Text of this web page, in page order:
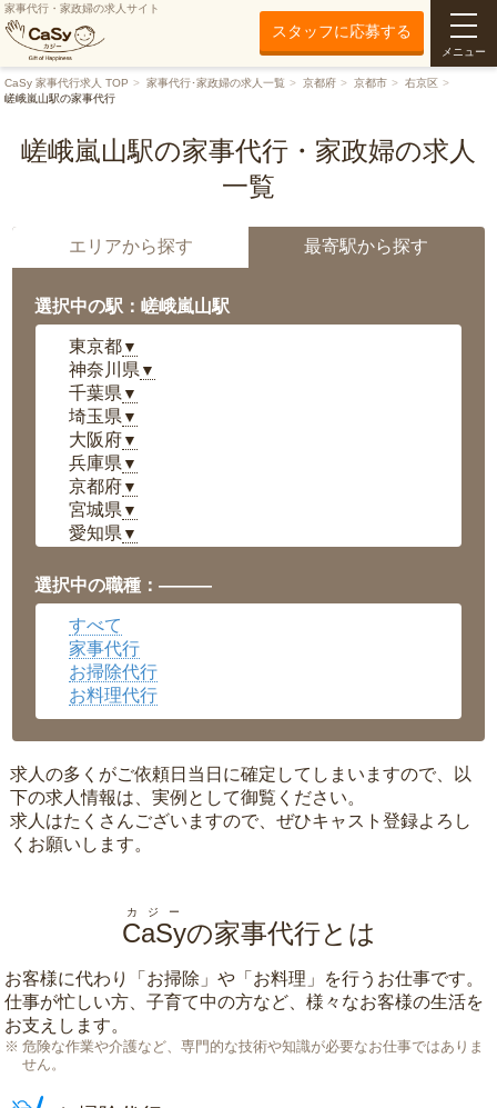
家事代行・家政婦の求人サイト
スタッフに応募する
メニュー
CaSy 家事代行求人 TOP 家事代行･家政婦の求人一覧 京都府 京都市
右京区
嵯峨嵐山駅の家事代行
嵯峨嵐山駅の家事代行・家政婦の求人
一覧
エリアから探す 最寄駅から探す
選択中の駅：嵯峨嵐山駅
東京都▼
神奈川県 ▼
千葉県 ▼
埼玉県 ▼
大阪府▼
兵庫県 ▼
京都府▼
宮城県 ▼
愛知県 ▼
岡山県▼
広島県▼
沖縄県
選択中の職種：———
すべて
家事代行
お掃除代行
お料理代行
求人の多くがご依頼日当日に確定してしまいますので、以
下の求人情報は、実例として御覧ください。
求人はたくさんございますので、ぜひキャスト登録よろし
くお願いします。
CaSy
カジー
の家事代行とは
お客様に代わり「 お掃除 」や「 お料理 」を行うお仕事です。
仕事が忙しい方、子育て中の方など、様々なお客様の生活を
お支えします。
危険な作業や介護など、専門的な技術や知識が必要なお仕事ではありま
せん。